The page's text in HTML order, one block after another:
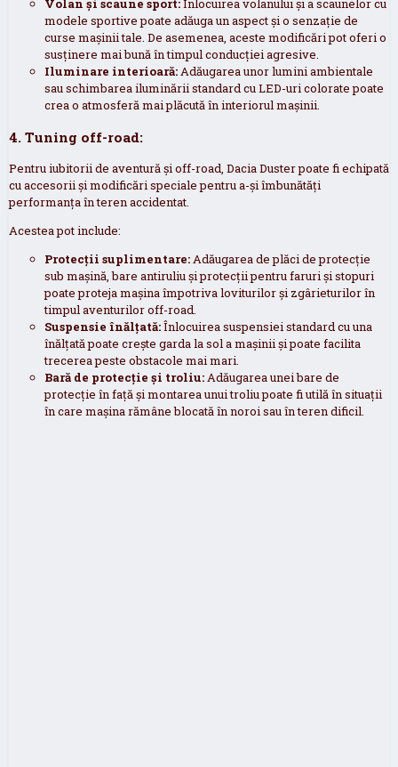
Volan și scaune sport:Înlocuirea volanului și a scaunelor cu
modele sportive poate adăuga un aspect și o senzație de
curse mașinii tale. De asemenea, aceste modificări pot oferi o
susținere mai bună în timpul conducției agresive.
Iluminare interioară:Adăugarea unor lumini ambientale
sau schimbarea iluminării standard cu LED-uri colorate poate
crea o atmosferă mai plăcută în interiorul mașinii.
4. Tuning off-road:
Pentru iubitorii de aventură și off-road, Dacia Duster poate fi echipată
cu accesorii și modificări speciale pentru a-și îmbunătăți
performanța în teren accidentat.
Acestea pot include:
Protecții suplimentare:Adăugarea de plăci de protecție
sub mașină, bare antiruliu și protecții pentru faruri și stopuri
poate proteja mașina împotriva loviturilor și zgârieturilor în
timpul aventurilor off-road.
Suspensie înălțată:Înlocuirea suspensiei standard cu una
înălțată poate crește garda la sol a mașinii și poate facilita
trecerea peste obstacole mai mari.
Bară de protecție și troliu:Adăugarea unei bare de
protecție în față și montarea unui troliu poate fi utilă în situații
în care mașina rămâne blocată în noroi sau în teren dificil.